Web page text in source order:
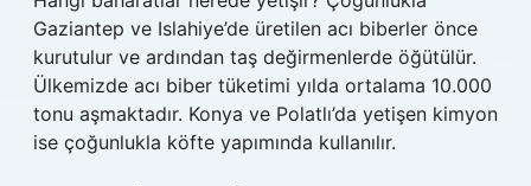
Gaziantep ve Islahiye’de üretilen acı biberler önce
kurutulur ve ardından taş değirmenlerde öğütülür.
Ülkemizde acı biber tüketimi yılda ortalama 10.000
tonu aşmaktadır. Konya ve Polatlı’da yetişen kimyon
ise çoğunlukla köfte yapımında kullanılır.